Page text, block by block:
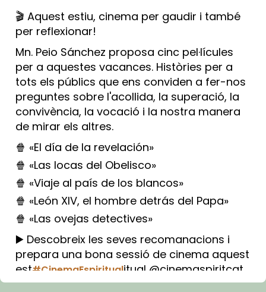
🎬 Aquest estiu, cinema per gaudir i també
per reflexionar!
Mn. Peio Sánchez proposa cinc pel·lícules
per a aquestes vacances. Històries per a
tots els públics que ens conviden a fer-nos
preguntes sobre l'acollida, la superació, la
convivència, la vocació i la nostra manera
de mirar els altres.
🍿 «El día de la revelación»
🍿 «Las locas del Obelisco»
🍿 «Viaje al país de los blancos»
🍿 «León XIV, el hombre detrás del Papa»
🍿 «Las ovejas detectives»
▶️ Descobreix les seves recomanacions i
prepara una bona sessió de cinema aquest
est#CinemaEspiritualitual @cinemaspiritcat